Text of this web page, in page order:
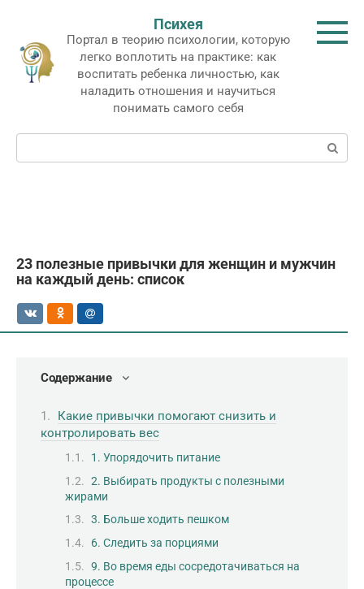
контенту
Психея
Портал в теорию психологии, которую
легко воплотить на практике: как
воспитать ребенка личностью, как
наладить отношения и научиться
понимать самого себя
Поиск:
23 полезные привычки для женщин и мужчин
на каждый день: список
Содержание
Какие привычки помогают снизить и
контролировать вес
1. Упорядочить питание
2. Выбирать продукты с полезными
жирами
3. Больше ходить пешком
6. Следить за порциями
9. Во время еды сосредотачиваться на
процессе